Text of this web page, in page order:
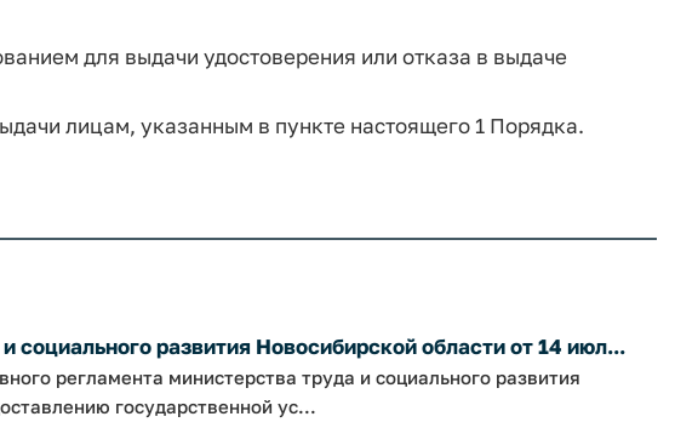
для выдачи удостоверения или отказа в выдаче
лицам, указанным в пункте настоящего 1 Порядка.
социального развития Новосибирской области от 14 июл...
регламента министерства труда и социального развития
государственной ус...